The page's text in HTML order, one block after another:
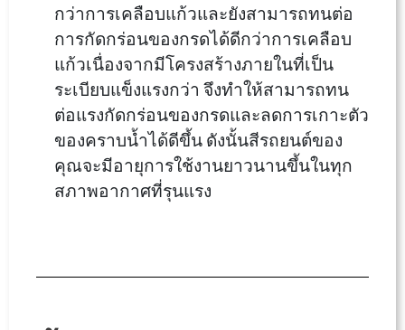
กว่าการเคลือบแก้วและยังสามารถทนต่อ
การกัดกร่อนของกรดได้ดีกว่าการเคลือบ
แก้วเนื่องจากมีโครงสร้างภายในที่เป็น
ระเบียบแข็งแรงกว่า จึงทำให้สามารถทน
ต่อแรงกัดกร่อนของกรดและลดการเกาะตัว
ของคราบน้ำได้ดีขึ้น ดังนั้นสีรถยนต์ของ
คุณจะมีอายุการใช้งานยาวนานขึ้นในทุก
สภาพอากาศที่รุนแรง